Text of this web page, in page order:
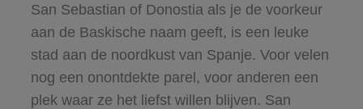
San Sebastian of Donostia als je de voorkeur
aan de Baskische naam geeft, is een leuke
stad aan de noordkust van Spanje. Voor velen
nog een onontdekte parel, voor anderen een
plek waar ze het liefst willen blijven. San